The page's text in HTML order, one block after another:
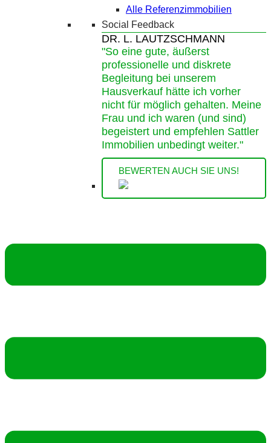
Alle Referenzimmobilien
Social Feedback
DR. L. LAUTZSCHMANN
"So eine gute, äußerst
professionelle und diskrete
Begleitung bei unserem
Hausverkauf hätte ich vorher
nicht für möglich gehalten. Meine
Frau und ich waren (und sind)
begeistert und empfehlen Sattler
Immobilien unbedingt weiter."
BEWERTEN AUCH SIE UNS!